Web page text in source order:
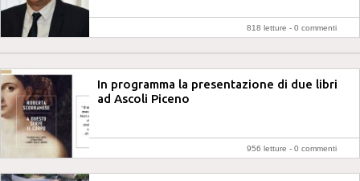
818 letture - 0 commenti
In programma la presentazione di due libri
ad Ascoli Piceno
956 letture - 0 commenti